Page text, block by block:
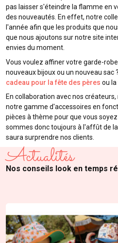
pas laisser s'éteindre la flamme en
des nouveautés. En effet, notre
l'année afin que les produits que
que nous ajoutons sur notre site
envies du moment.
Vous voulez affiner votre garde-
nouveaux bijoux ou un nouveau sac
cadeau pour la fête des pères ou la
En collaboration avec nos
notre gamme d'accessoires en
pièces à thème pour que vous
sommes donc toujours à l'affût de
saura surprendre nos clients.
Actualités
Nos conseils look en temps